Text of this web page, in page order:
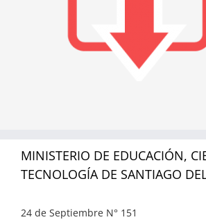
MINISTERIO DE EDUCACIÓN,
TECNOLOGÍA DE SANTIAGO
24 de Septiembre N° 151